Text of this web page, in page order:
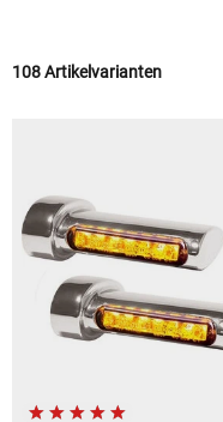
108 Artikelvarianten